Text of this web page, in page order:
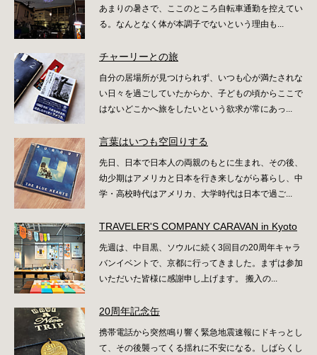
あまりの暑さで、ここのところ自転車通勤を控えてい
る。なんとなく体が本調子でないという理由も...
チャーリーとの旅
自分の居場所が見つけられず、いつも心が満たされな
い日々を過ごしていたからか、子どもの頃からここで
はないどこかへ旅をしたいという欲求が常にあっ...
言葉はいつも空回りする
先日、日本で日本人の両親のもとに生まれ、その後、
幼少期はアメリカと日本を行き来しながら暮らし、中
学・高校時代はアメリカ、大学時代は日本で過ご...
TRAVELER'S COMPANY CARAVAN in Kyoto
先週は、中目黒、ソウルに続く3回目の20周年キャラ
バンイベントで、京都に行ってきました。まずは参加
いただいた皆様に感謝申し上げます。 搬入の...
20周年記念缶
携帯電話から突然鳴り響く緊急地震速報にドキっとし
て、その後襲ってくる揺れに不安になる。しばらくし